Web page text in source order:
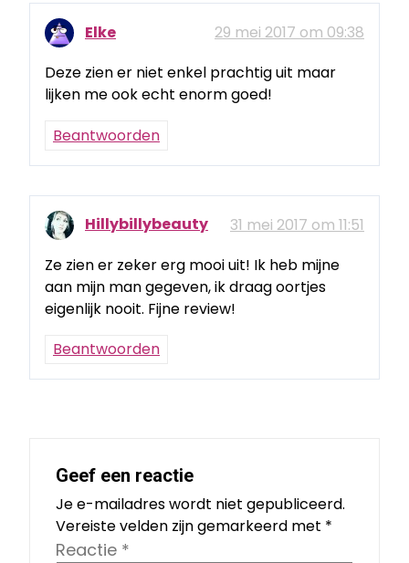
Elke
29 mei 2017 om 09:38
Deze zien er niet enkel prachtig uit maar
lijken me ook echt enorm goed!
Beantwoorden
Hillybillybeauty
31 mei 2017 om 11:51
Ze zien er zeker erg mooi uit! Ik heb mijne
aan mijn man gegeven, ik draag oortjes
eigenlijk nooit. Fijne review!
Beantwoorden
Geef een reactie
Je e-mailadres wordt niet gepubliceerd.
Vereiste velden zijn gemarkeerd met *
Reactie *